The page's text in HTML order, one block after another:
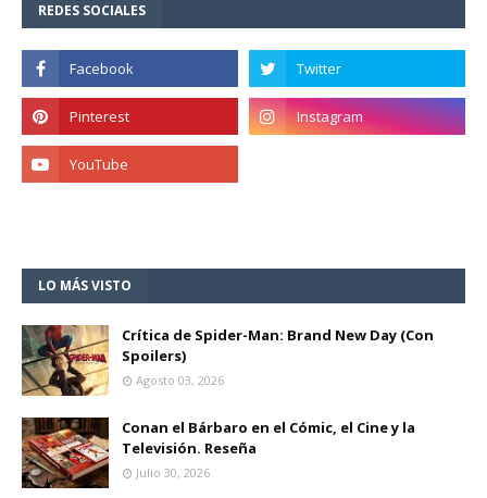
REDES SOCIALES
LO MÁS VISTO
Crítica de Spider-Man: Brand New Day (Con
Spoilers)
Agosto 03, 2026
Conan el Bárbaro en el Cómic, el Cine y la
Televisión. Reseña
Julio 30, 2026